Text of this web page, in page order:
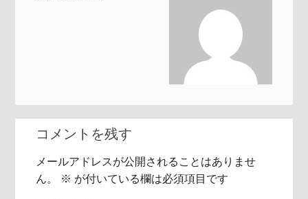
コメントを残す
メールアドレスが公開されることはありませ
ん。
※ が付いている欄は必須項目です